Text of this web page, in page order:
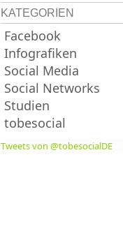
KATEGORIEN
Facebook
Infografiken
Social Media
Social Networks
Studien
tobesocial
Tweets von @tobesocialDE